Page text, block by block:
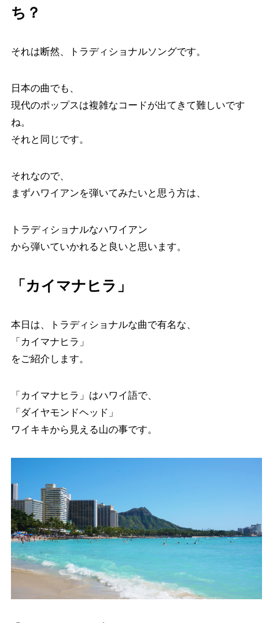
ち？
それは断然、トラディショナルソングです。
日本の曲でも、
現代のポップスは複雑なコードが出てきて難しいです
ね。
それと同じです。
それなので、
まずハワイアンを弾いてみたいと思う方は、
トラディショナルなハワイアン
から弾いていかれると良いと思います。
「カイマナヒラ」
本日は、トラディショナルな曲で有名な、
「カイマナヒラ」
をご紹介します。
「カイマナヒラ」はハワイ語で、
「ダイヤモンドヘッド」
ワイキキから見える山の事です。